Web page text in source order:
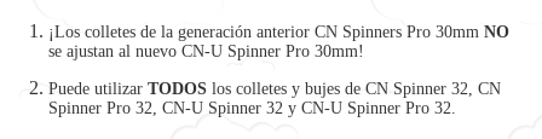
¡Los сolletes de la generación anterior CN Spinners Pro 30mm NO
se ajustan al nuevo CN-U Spinner Pro 30mm!
Puede utilizar TODOS los colletes y bujes de CN Spinner 32, CN
Spinner Pro 32, CN-U Spinner 32 y CN-U Spinner Pro 32.